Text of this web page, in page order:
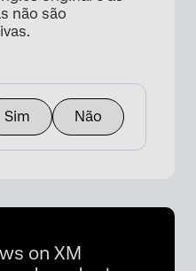
não são
Sim Não
on XM